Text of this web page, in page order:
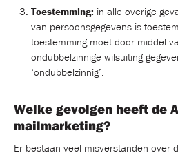
Toestemming: in alle overige
van persoonsgegevens is
toestemming moet door middel
ondubbelzinnige wilsuiting
‘ondubbelzinnig’.
Welke gevolgen heeft de
mailmarketing?
Er bestaan veel misverstanden over